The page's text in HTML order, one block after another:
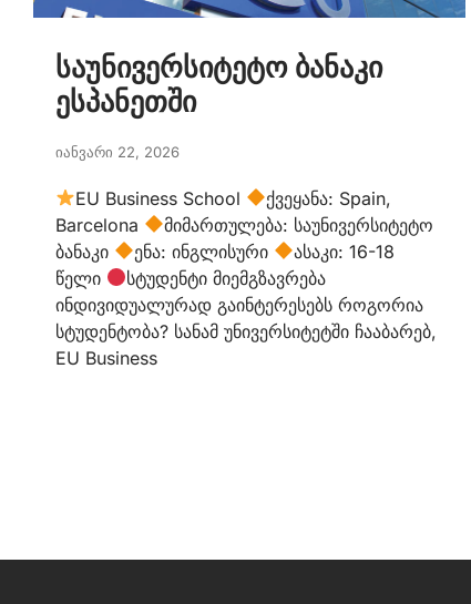
საუნივერსიტეტო ბანაკი
ესპანეთში
იანვარი 22, 2026
EU Business School
ქვეყანა: Spain,
Barcelona
მიმართულება: საუნივერსიტეტო
ბანაკი
ენა: ინგლისური
ასაკი: 16-18
წელი
სტუდენტი მიემგზავრება
ინდივიდუალურად გაინტერესებს როგორია
სტუდენტობა? სანამ უნივერსიტეტში ჩააბარებ,
EU Business